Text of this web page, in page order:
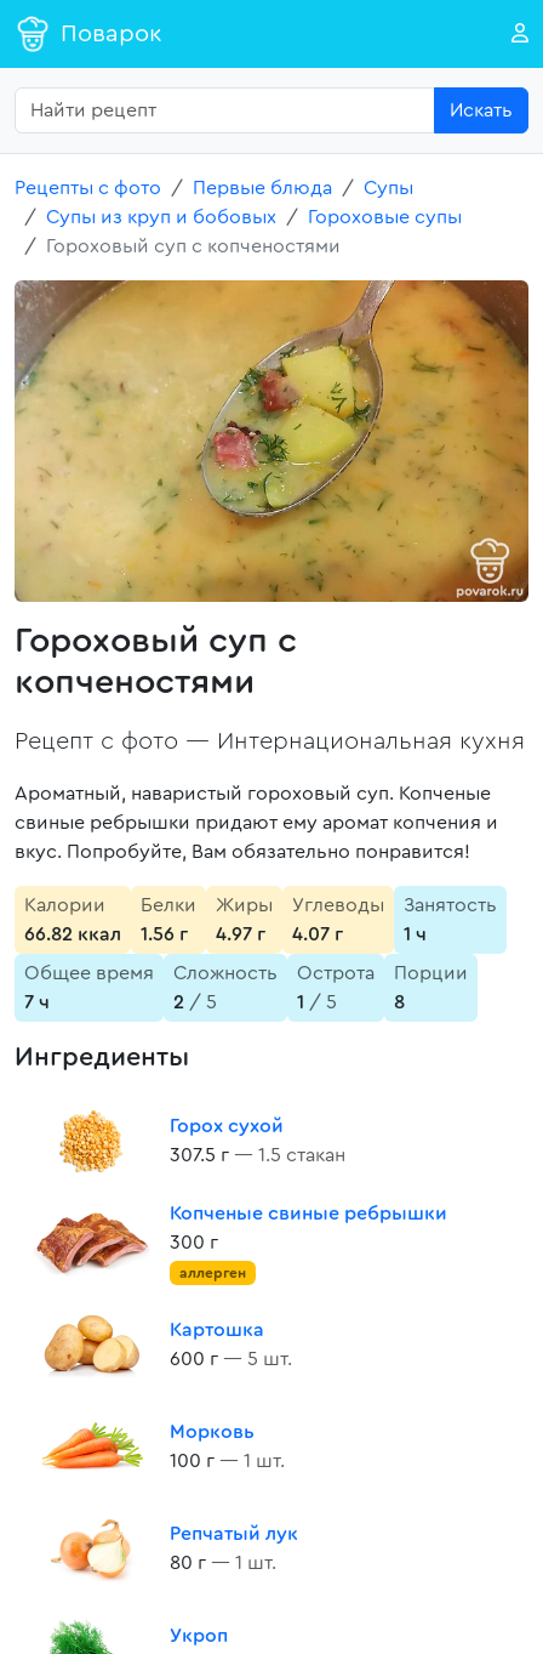
Поварок
Искать
Рецепты с фото Первые блюда
Супы
Супы из круп и бобовых
Гороховые супы
Гороховый суп с копченостями
Гороховый суп с
копченостями
Рецепт с фото — Интернациональная кухня
Ароматный, наваристый гороховый суп. Копченые
свиные ребрышки придают ему аромат копчения и
вкус. Попробуйте, Вам обязательно понравится!
Калории
66.82 ккал
Белки
1.56 г
Жиры
4.97 г
Углеводы
4.07 г
Занятость
1 ч
Общее время
7 ч
Сложность
2 / 5
Острота
1 / 5
Порции
8
Ингредиенты
Горох сухой
307.5 г — 1.5 стакан
Копченые свиные ребрышки
300 г
аллерген
Картошка
600 г — 5 шт.
Морковь
100 г — 1 шт.
Репчатый лук
80 г — 1 шт.
Укроп